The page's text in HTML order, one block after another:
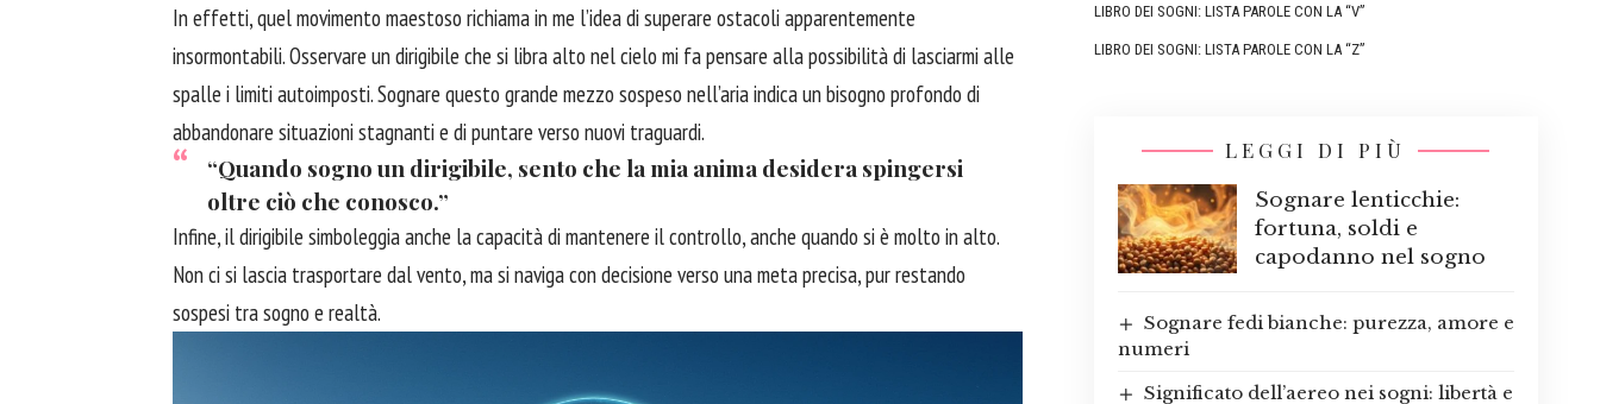
In effetti, quel movimento maestoso richiama in me l’idea di superare ostacoli apparentemente
insormontabili. Osservare un dirigibile che si libra alto nel cielo mi fa pensare alla possibilità di lasciarmi alle
spalle i limiti autoimposti. Sognare questo grande mezzo sospeso nell’aria indica un bisogno profondo di
abbandonare situazioni stagnanti e di puntare verso nuovi traguardi.
“Quando sogno un dirigibile, sento che la mia anima desidera spingersi
oltre ciò che conosco.”
Infine, il dirigibile simboleggia anche la capacità di mantenere il controllo, anche quando si è molto in alto.
Non ci si lascia trasportare dal vento, ma si naviga con decisione verso una meta precisa, pur restando
sospesi tra sogno e realtà.
LIBRO DEI SOGNI: LISTA PAROLE CON LA “V”
LIBRO DEI SOGNI: LISTA PAROLE CON LA “Z”
LEGGI DI PIÙ
Sognare lenticchie:
fortuna, soldi e
capodanno nel sogno
Sognare fedi bianche: purezza, amore e
numeri
Significato dell’aereo nei sogni: libertà e